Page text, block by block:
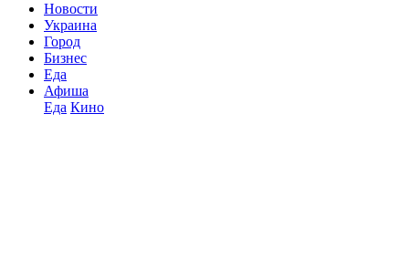
Новости
Украина
Город
Бизнес
Еда
Афиша
Еда Кино